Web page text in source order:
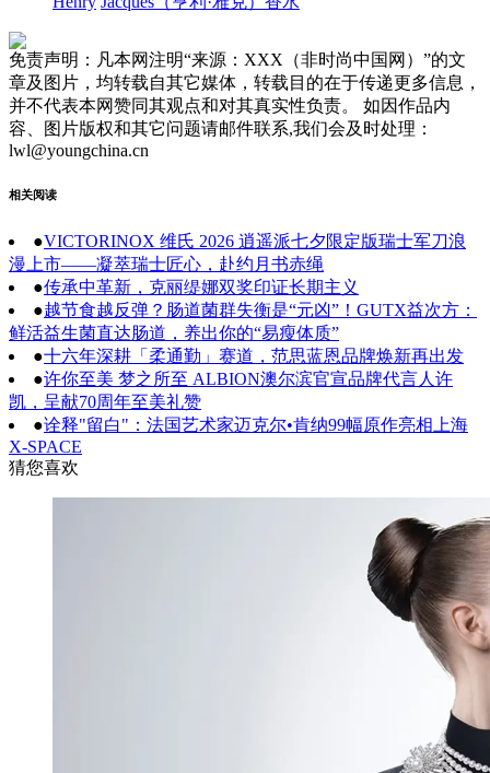
免责声明：凡本网注明“来源：XXX（非时尚中国网）”的文
章及图片，均转载自其它媒体，转载目的在于传递更多信息，
并不代表本网赞同其观点和对其真实性负责。 如因作品内
容、图片版权和其它问题请邮件联系,我们会及时处理：
lwl@youngchina.cn
相关阅读
●VICTORINOX 维氏 2026 逍遥派七夕限定版瑞士军刀浪
漫上市——凝萃瑞士匠心，赴约月书赤绳
●传承中革新，克丽缇娜双奖印证长期主义
●越节食越反弹？肠道菌群失衡是“元凶”！GUTX益次方：
鲜活益生菌直达肠道，养出你的“易瘦体质”
●十六年深耕「柔通勤」赛道，范思蓝恩品牌焕新再出发
●许你至美 梦之所至 ALBION澳尔滨官宣品牌代言人许
凯，呈献70周年至美礼赞
●诠释"留白"：法国艺术家迈克尔•肯纳99幅原作亮相上海
X-SPACE
猜您喜欢